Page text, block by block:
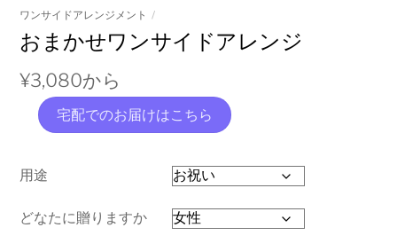
ワンサイドアレンジメント
おまかせワンサイドアレンジ
¥3,080から
宅配でのお届けはこちら
用途
どなたに贈りますか